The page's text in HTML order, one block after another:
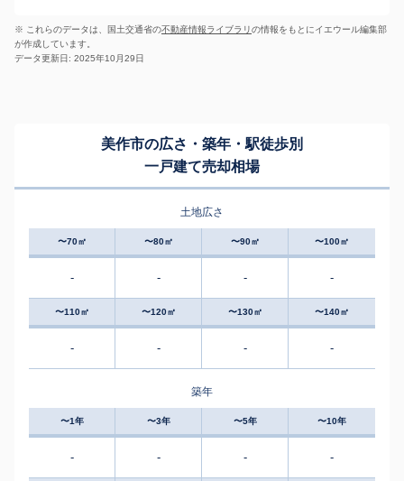
※ これらのデータは、国土交通省の不動産情報ライブラリの情報をもとにイエウール編集部
が作成しています。
データ更新日: 2025年10月29日
美作市の広さ・築年・駅徒歩別
一戸建て売却相場
土地広さ
〜70㎡ 〜80㎡ 〜90㎡ 〜100㎡
- - - -
〜110㎡ 〜120㎡ 〜130㎡ 〜140㎡
- - - -
築年
〜1年 〜3年 〜5年 〜10年
- - - -